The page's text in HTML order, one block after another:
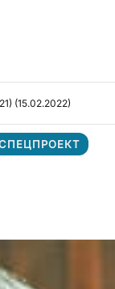
(15.02.2022)